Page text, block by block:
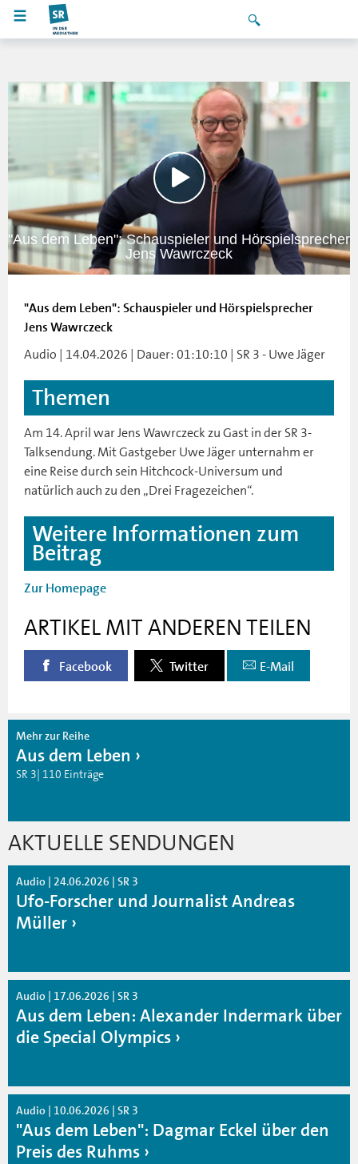
"Aus dem Leben": Schauspieler und Hörspielsprecher
Jens Wawrczeck
"Aus dem Leben": Schauspieler und Hörspielsprecher
Jens Wawrczeck
Audio | 14.04.2026 | Dauer: 01:10:10 | SR 3 - Uwe Jäger
Themen
Am 14. April war Jens Wawrczeck zu Gast in der SR 3-
Talksendung. Mit Gastgeber Uwe Jäger unternahm er
eine Reise durch sein Hitchcock-Universum und
natürlich auch zu den „Drei Fragezeichen“.
Weitere Informationen zum
Beitrag
Zur Homepage
ARTIKEL MIT ANDEREN TEILEN
Facebook Twitter E-Mail
Mehr zur Reihe
Aus dem Leben
SR 3| 110 Einträge
AKTUELLE SENDUNGEN
Audio | 24.06.2026 | SR 3
Ufo-Forscher und Journalist Andreas
Müller
Audio | 17.06.2026 | SR 3
Aus dem Leben: Alexander Indermark über
die Special Olympics
Audio | 10.06.2026 | SR 3
"Aus dem Leben": Dagmar Eckel über den
Preis des Ruhms